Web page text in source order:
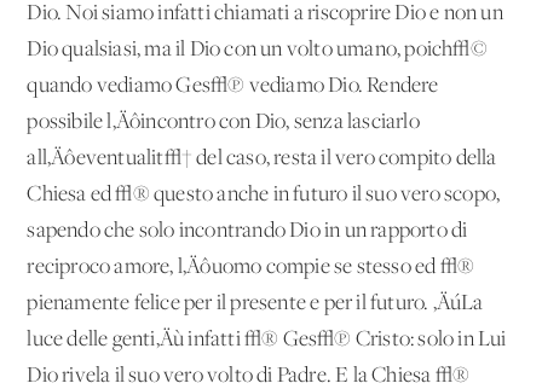
Dio. Noi siamo infatti chiamati a riscoprire Dio e non un
Dio qualsiasi, ma il Dio con un volto umano, poich√©
quando vediamo Ges√π vediamo Dio. Rendere
possibile l‚Äôincontro con Dio, senza lasciarlo
all‚Äôeventualit√† del caso, resta il vero compito della
Chiesa ed √® questo anche in futuro il suo vero scopo,
sapendo che solo incontrando Dio in un rapporto di
reciproco amore, l‚Äôuomo compie se stesso ed √®
pienamente felice per il presente e per il futuro. ‚ÄúLa
luce delle genti‚Äù infatti √® Ges√π Cristo: solo in Lui
Dio rivela il suo vero volto di Padre. E la Chiesa √®